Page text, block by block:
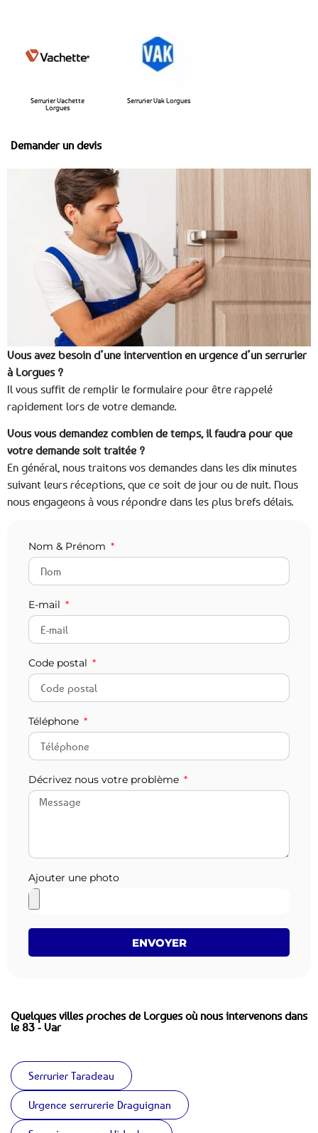
Serrurier Vachette
Lorgues
Serrurier Vak Lorgues
Demander un devis
Vous avez besoin d’une intervention en urgence d’un serrurier
à Lorgues ?
Il vous suffit de remplir le formulaire pour être rappelé
rapidement lors de votre demande.
Vous vous demandez combien de temps, il faudra pour que
votre demande soit traitée ?
En général, nous traitons vos demandes dans les dix minutes
suivant leurs réceptions, que ce soit de jour ou de nuit. Nous
nous engageons à vous répondre dans les plus brefs délais.
Nom & Prénom
E-mail
Code postal
Téléphone
Décrivez nous votre problème
Ajouter une photo
ENVOYER
Quelques villes proches de Lorgues où nous intervenons dans
le 83 - Var
Serrurier Taradeau
Urgence serrurerie Draguignan